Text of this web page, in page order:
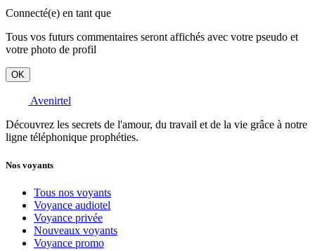
Connecté(e) en tant que
Tous vos futurs commentaires seront affichés avec votre pseudo et
votre photo de profil
OK
Avenirtel
Découvrez les secrets de l'amour, du travail et de la vie grâce à notre
ligne téléphonique prophéties.
Nos voyants
Tous nos voyants
Voyance audiotel
Voyance privée
Nouveaux voyants
Voyance promo